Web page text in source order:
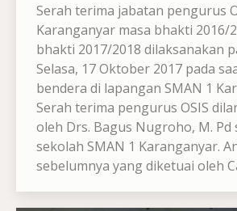
Serah terima jabatan pengurus
Karanganyar masa bhakti 2016/
bhakti 2017/2018 dilaksanakan
Selasa, 17 Oktober 2017 pada
bendera di lapangan SMAN 1
Serah terima pengurus OSIS
oleh Drs. Bagus Nugroho, M. Pd
sekolah SMAN 1 Karanganyar.
sebelumnya yang diketuai oleh